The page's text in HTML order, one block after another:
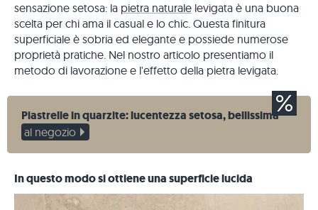
sensazione setosa: la pietra naturale levigata è una buona
scelta per chi ama il casual e lo chic. Questa finitura
superficiale è sobria ed elegante e possiede numerose
proprietà pratiche. Nel nostro articolo presentiamo il
metodo di lavorazione e l'effetto della pietra levigata.
Piastrelle in quarzite: lucentezza setosa, bellissima
al negozio
In questo modo si ottiene una superficie lucida